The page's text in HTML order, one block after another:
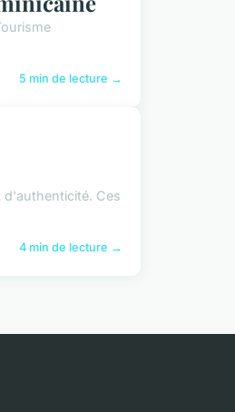
5 min de lecture →
Ces
4 min de lecture →